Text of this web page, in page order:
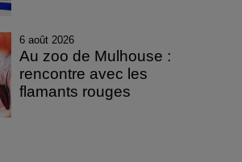
6 août 2026
Au zoo de Mulhouse :
rencontre avec les
flamants rouges